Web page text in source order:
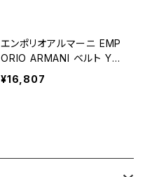
エンポリオアルマーニ EMP
ORIO ARMANI ベルト Y4S
576-Y748I-88044 メンズ
ブラック ベルト
¥16,807